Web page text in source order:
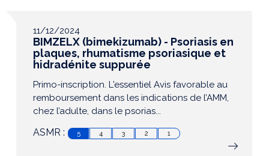
11/12/2024
BIMZELX (bimekizumab) - Psoriasis en
plaques, rhumatisme psoriasique et
hidradénite suppurée
Primo-inscription. L'essentiel Avis favorable au
remboursement dans les indications de l’AMM,
chez l’adulte, dans le psorias...
ASMR : 5 4 3 2 1